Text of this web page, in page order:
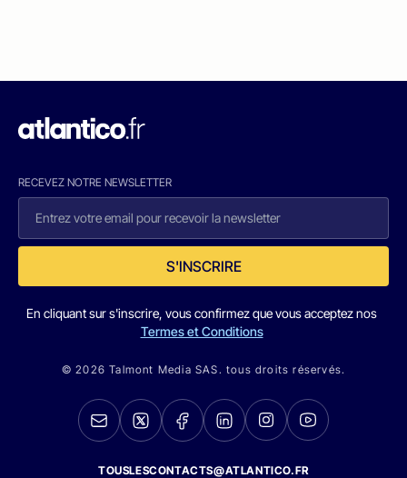
RECEVEZ NOTRE NEWSLETTER
S'INSCRIRE
En cliquant sur s'inscrire, vous confirmez que vous acceptez nos
Termes et Conditions
© 2026 Talmont Media SAS. tous droits réservés.
TOUSLESCONTACTS@ATLANTICO.FR